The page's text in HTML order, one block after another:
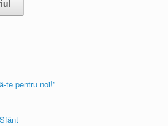
te pentru noi!”